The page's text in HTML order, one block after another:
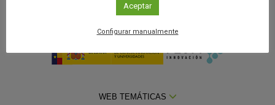
Fundación Española para la Ciencia y la
Tecnología — Ministerio de Ciencia, Innovación y Universidades
WEB TEMÁTICAS
Aceptar
Configurar manualmente